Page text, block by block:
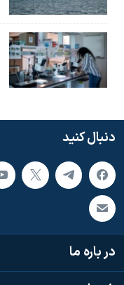
دنبال کنید
در باره ما